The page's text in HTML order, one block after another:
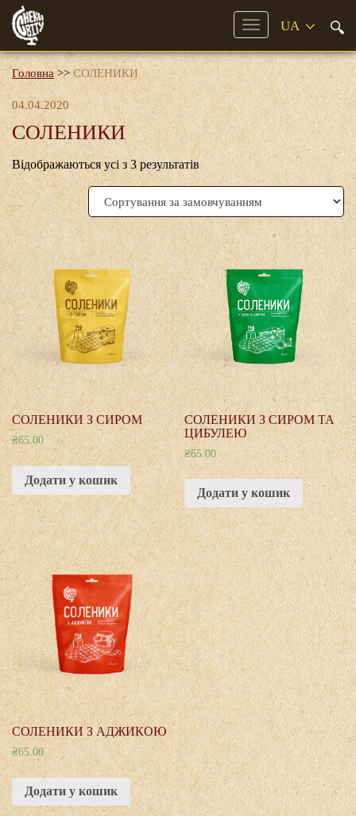
Mobile
Головна>> СОЛЕНИКИ
04.04.2020
СОЛЕНИКИ
Відображаються усі з 3 результатів
СОЛЕНИКИ З СИРОМ
₴65.00
Додати у кошик
СОЛЕНИКИ З СИРОМ ТА
ЦИБУЛЕЮ
₴65.00
Додати у кошик
СОЛЕНИКИ З АДЖИКОЮ
₴65.00
Додати у кошик